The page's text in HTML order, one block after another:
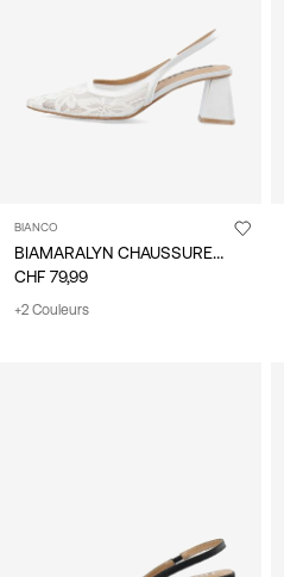
français
BIANCO
BIAMARALYN CHAUSSURES À BRIDE ARRIÈRE
CHF 79,99
+2 Couleurs